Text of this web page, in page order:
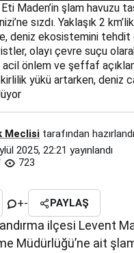
Eti Maden’in şlam havuzu
sızdı. Yaklaşık 2
deniz ekosistemini tehdit
olayı çevre suçu
önlem ve şeffaf
kirlilik yükü artarken, deniz
Meclisi tarafından hazırlandı
2025, 22:21 yayınlandı
723
+- PAYLAŞ
ilçesi Levent
Müdürlüğü’ne ait